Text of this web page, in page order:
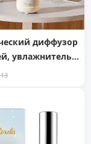
диффузор
увлажнитель с
домашний